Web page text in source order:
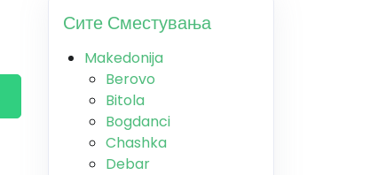
Сите Сместувања
Makedonija
Berovo
Bitola
Bogdanci
Chashka
Debar